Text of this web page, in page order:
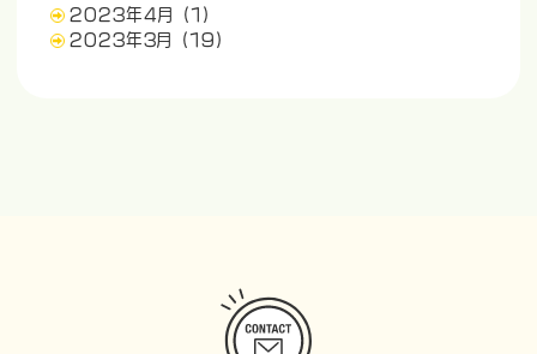
2023年4月
(1)
2023年3月
(19)